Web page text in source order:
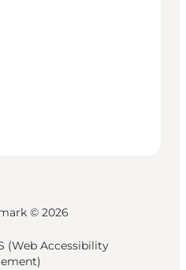
© 2026
(Web Accessibility